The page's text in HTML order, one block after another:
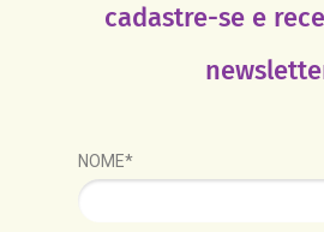
cadastre-se e
NOME*